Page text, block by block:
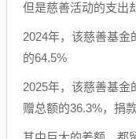
但是慈善活动的支出
2024年，该慈善基金
的64.5%
2025年，该慈善基金
赠总额的36.3%，捐